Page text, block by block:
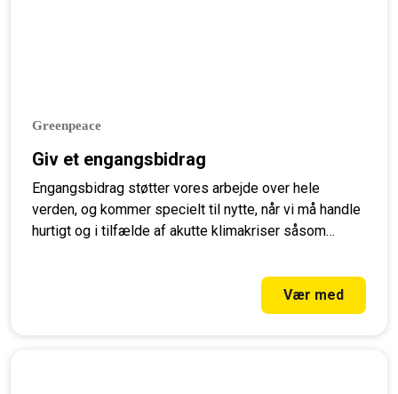
Greenpeace
Giv et engangsbidrag
Engangsbidrag støtter vores arbejde over hele
verden, og kommer specielt til nytte, når vi må handle
hurtigt og i tilfælde af akutte klimakriser såsom
Vær med